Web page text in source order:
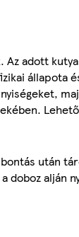
adott
állapota
után
doboz alján